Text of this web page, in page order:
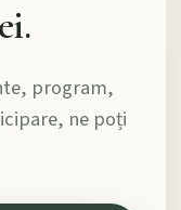
program,
ne poți